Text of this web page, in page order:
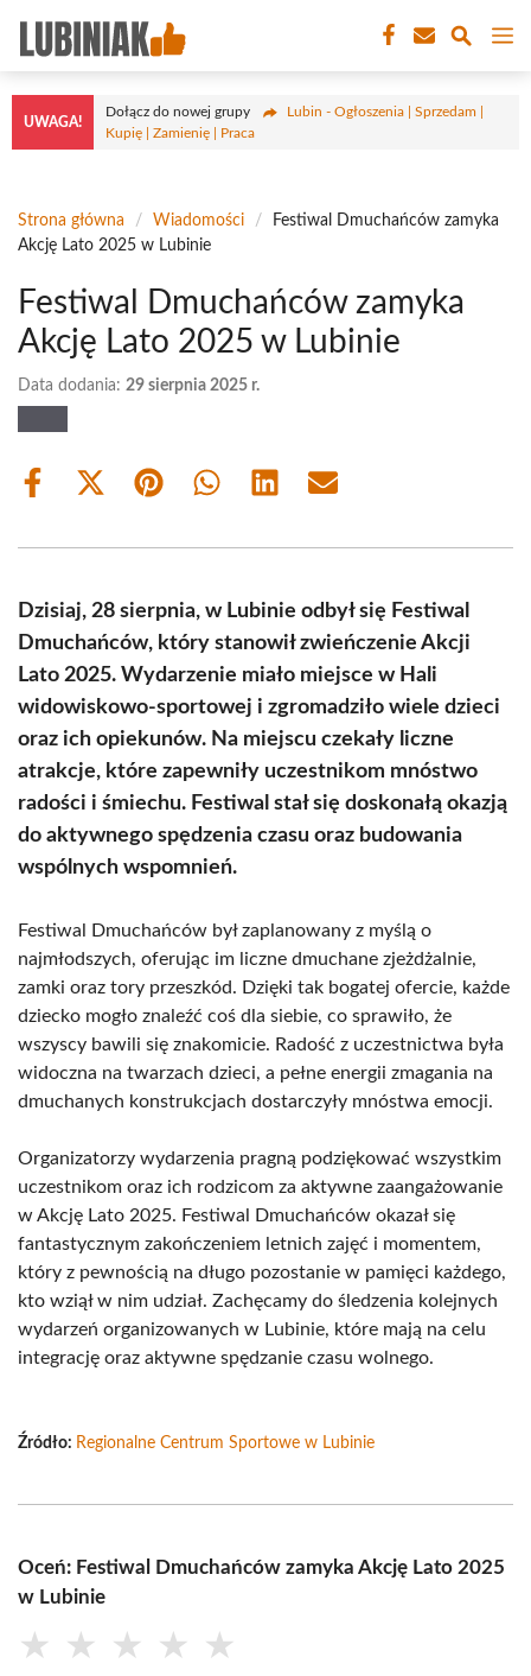
treści
UWAGA!
Dołącz do nowej grupy
Lubin - Ogłoszenia | Sprzedam |
Kupię | Zamienię | Praca
Strona główna / Wiadomości /
Festiwal Dmuchańców zamyka
Akcję Lato 2025 w Lubinie
Festiwal Dmuchańców zamyka
Akcję Lato 2025 w Lubinie
Data dodania: 29 sierpnia 2025 r.
Share
Share
(Twitter)
Share Share Share Share
Dzisiaj, 28 sierpnia, w Lubinie odbył się Festiwal
Dmuchańców, który stanowił zwieńczenie Akcji
Lato 2025. Wydarzenie miało miejsce w Hali
widowiskowo-sportowej i zgromadziło wiele dzieci
oraz ich opiekunów. Na miejscu czekały liczne
atrakcje, które zapewniły uczestnikom mnóstwo
radości i śmiechu. Festiwal stał się doskonałą okazją
do aktywnego spędzenia czasu oraz budowania
wspólnych wspomnień.
Festiwal Dmuchańców był zaplanowany z myślą o
najmłodszych, oferując im liczne dmuchane zjeżdżalnie,
zamki oraz tory przeszkód. Dzięki tak bogatej ofercie, każde
dziecko mogło znaleźć coś dla siebie, co sprawiło, że
wszyscy bawili się znakomicie. Radość z uczestnictwa była
widoczna na twarzach dzieci, a pełne energii zmagania na
dmuchanych konstrukcjach dostarczyły mnóstwa emocji.
Organizatorzy wydarzenia pragną podziękować wszystkim
uczestnikom oraz ich rodzicom za aktywne zaangażowanie
w Akcję Lato 2025. Festiwal Dmuchańców okazał się
fantastycznym zakończeniem letnich zajęć i momentem,
który z pewnością na długo pozostanie w pamięci każdego,
kto wziął w nim udział. Zachęcamy do śledzenia kolejnych
wydarzeń organizowanych w Lubinie, które mają na celu
integrację oraz aktywne spędzanie czasu wolnego.
Źródło: Regionalne Centrum Sportowe w Lubinie
Oceń: Festiwal Dmuchańców zamyka Akcję Lato 2025
w Lubinie
★ ★ ★ ★ ★